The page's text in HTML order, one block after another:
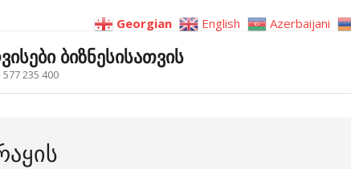
ბიზნესისათვის
235 400
Georgian English Azerbaijani